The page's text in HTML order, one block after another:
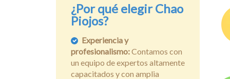
¿Por qué elegir Chao
Piojos?
Experiencia y
profesionalismo:Contamos con
un equipo de expertos altamente
capacitados y con amplia